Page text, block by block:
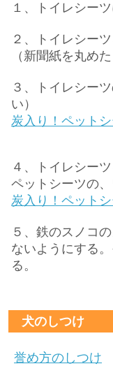
１、トイレシー
２、トイレシー
（新聞紙を丸め
３、トイレシー
い）
炭入り！ペット
４、トイレシー
ペットシーツの
炭入り！ペット
５、鉄のスノコ
ないようにする
る。
犬のしつけ
誉め方のしつけ